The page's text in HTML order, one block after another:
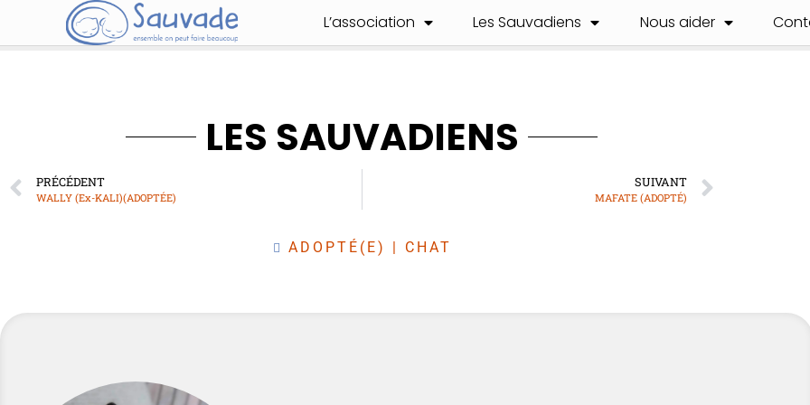
L’association Les Sauvadiens Nous aider
LES SAUVADIENS
PRÉCÉDENT
WALLY (Ex-KALI)(ADOPTÉE)
SUIVANT
MAFATE (ADOPTÉ)
ADOPTÉ(E) | CHAT